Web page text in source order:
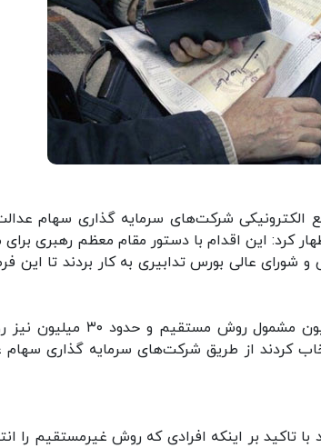
شرکت‌های سرمایه گذاری سهام عدالت
کرد: این اقدام با دستور مقام معظم رهبری
عالی بورس تدابیری به کار بردند تا این
وی ادامه داد: بر این اساس، حدود
کردند از طریق شرکت‌های سرمایه گذاری
تاکید بر اینکه افرادی که روش غیرمستقیم را